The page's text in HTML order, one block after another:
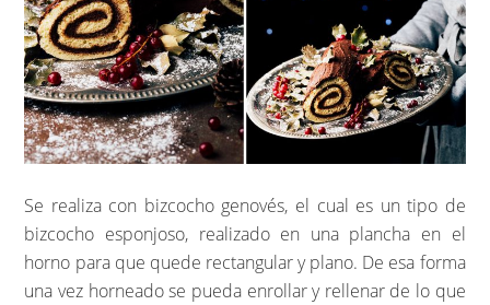
Se realiza con bizcocho genovés, el cual es un tipo de
bizcocho esponjoso, realizado en una plancha en el
horno para que quede rectangular y plano. De esa forma
una vez horneado se pueda enrollar y rellenar de lo que